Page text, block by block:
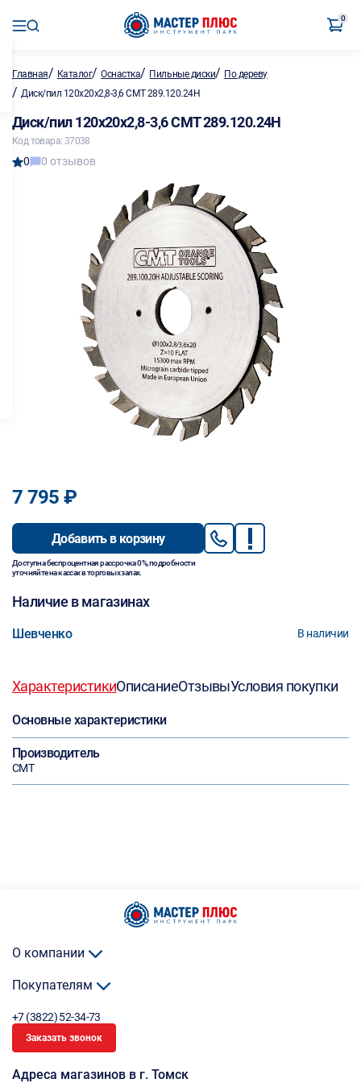
0
Главная/ Каталог/Оснастка/ Пильные диски/ По дереву
/ Диск/пил 120х20х2,8-3,6 CMT 289.120.24H
Диск/пил 120х20х2,8-3,6 CMT 289.120.24H
Код товара: 37038
0 0 отзывов
7 795 ₽
Добавить в корзину
Доступна беспроцентная рассрочка 0%, подробности
уточняйте на кассах в торговых залах.
Наличие в магазинах
Шевченко В наличии
ХарактеристикиОписаниеОтзывыУсловия покупки
Основные характеристики
Производитель
CMT
О компании
Покупателям
+7 (3822) 52-34-73
Заказать звонок
Адреса магазинов в г. Томск